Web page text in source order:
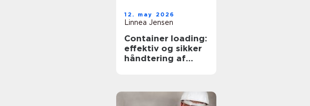
12. may 2026
Linnea Jensen
Container loading:
effektiv og sikker
håndtering af